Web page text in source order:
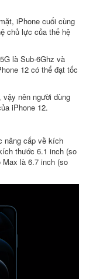
iPhone cuối cùng
chủ lực của thế hệ
là Sub-6Ghz và
12 có thể đạt tốc
nên người dùng
iPhone 12.
nâng cấp về kích
thước 6.1 inch (so
Max là 6.7 inch (so